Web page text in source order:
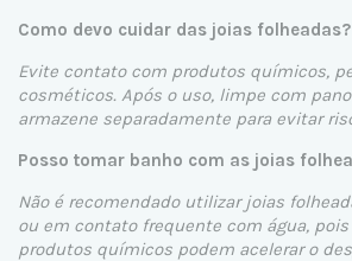
Como devo cuidar das joias folheadas?
Evite contato com produtos químicos,
cosméticos. Após o uso, limpe com
armazene separadamente para evitar
Posso tomar banho com as joias
Não é recomendado utilizar joias
ou em contato frequente com água,
produtos químicos podem acelerar o